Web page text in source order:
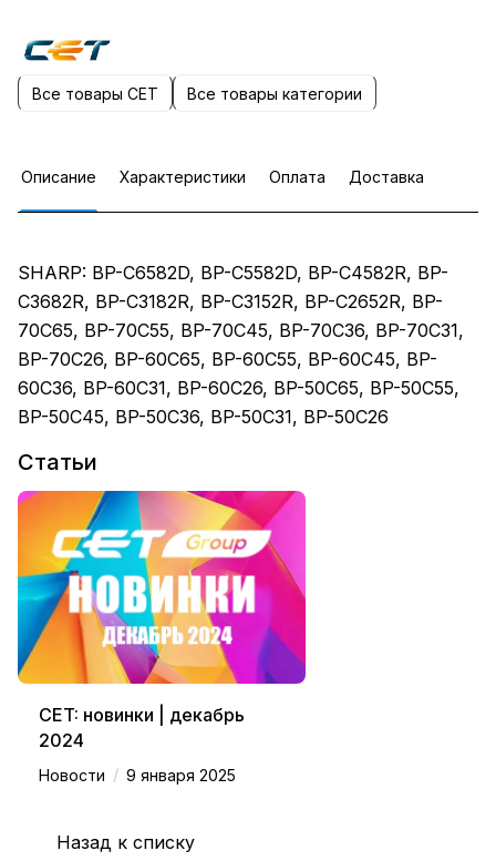
Все товары CET Все товары категории
Описание Характеристики Оплата Доставка
SHARP: BP-C6582D, BP-C5582D, BP-C4582R, BP-
C3682R, BP-C3182R, BP-C3152R, BP-C2652R, BP-
70C65, BP-70C55, BP-70C45, BP-70C36, BP-70C31,
BP-70C26, BP-60C65, BP-60C55, BP-60C45, BP-
60C36, BP-60C31, BP-60C26, BP-50C65, BP-50C55,
BP-50C45, BP-50C36, BP-50C31, BP-50C26
Статьи
CET: новинки | декабрь
2024
Новости / 9 января 2025
Назад к списку